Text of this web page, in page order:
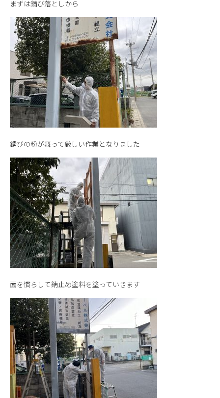
まずは錆び落としから
錆びの粉が舞って厳しい作業となりました
面を慣らして錆止め塗料を塗っていきます